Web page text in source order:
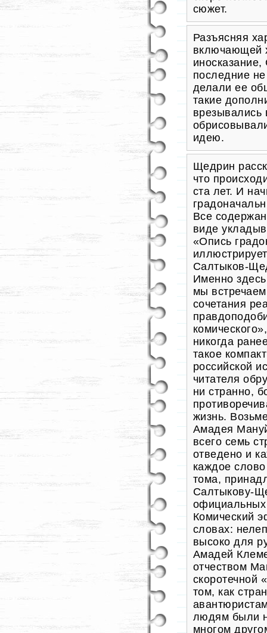
сюжет.
Разъясняя
включающей
последние
делали ее
такие
идею.
Щедрин
что
ста лет. И
Все
виде
«Опись
Салтыков-
Именно
мы
сочетания
никогда
такое
российской
читателя
ни странно,
жизнь.
Амадея
всего семь
отведено и
каждое
тома,
Салтыкову-
официальных
Комический
словах:
высоко для
Амадей
отчеством
скоротечной
том, как
людям были
многом